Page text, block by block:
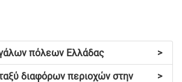
>
πόλεων Ελλάδας
>
διαφόρων περιοχών στην